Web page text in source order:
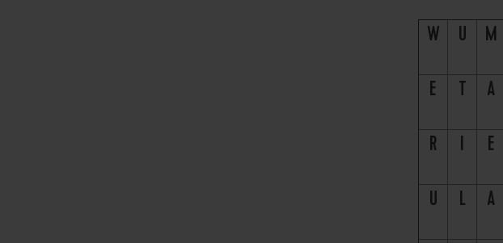
W U M
E T A
R E
U L A